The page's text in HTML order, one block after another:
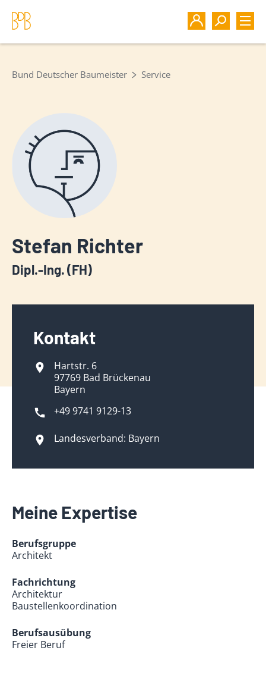
Bund Deutscher Baumeister Service
Stefan Richter
Dipl.-Ing. (FH)
Kontakt
Hartstr. 6
97769 Bad Brückenau
Bayern
+49 9741 9129-13
Landesverband: Bayern
Meine Expertise
Berufsgruppe
Architekt
Fachrichtung
Architektur
Baustellenkoordination
Berufsausübung
Freier Beruf